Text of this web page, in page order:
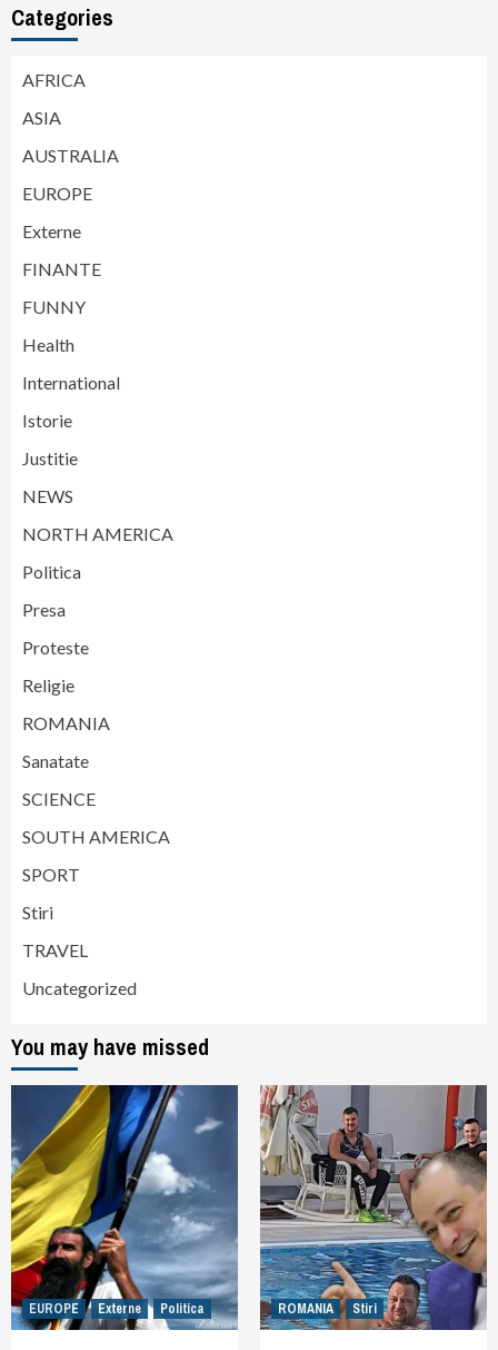
Categories
AFRICA
ASIA
AUSTRALIA
EUROPE
Externe
FINANTE
FUNNY
Health
International
Istorie
Justitie
NEWS
NORTH AMERICA
Politica
Presa
Proteste
Religie
ROMANIA
Sanatate
SCIENCE
SOUTH AMERICA
SPORT
Stiri
TRAVEL
Uncategorized
You may have missed
EUROPE Externe Politica ROMANIA Stiri